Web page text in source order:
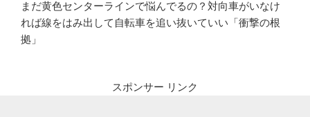
まだ黄色センターラインで悩んでるの？対向車がいなけ
れば線をはみ出して自転車を追い抜いていい「衝撃の根
拠」
スポンサー リンク